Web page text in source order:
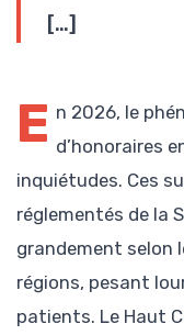
[…]
E n 2026, le
d’honoraires
inquiétudes. Ces
réglementés de la
grandement selon
régions, pesant
patients. Le Haut